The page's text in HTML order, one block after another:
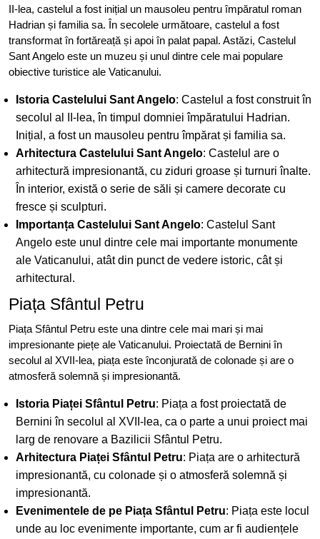
II-lea, castelul a fost inițial un mausoleu pentru împăratul roman
Hadrian și familia sa. În secolele următoare, castelul a fost
transformat în fortăreață și apoi în palat papal. Astăzi, Castelul
Sant Angelo este un muzeu și unul dintre cele mai populare
obiective turistice ale Vaticanului.
Istoria Castelului Sant Angelo: Castelul a fost construit în
secolul al II-lea, în timpul domniei împăratului Hadrian.
Inițial, a fost un mausoleu pentru împărat și familia sa.
Arhitectura Castelului Sant Angelo: Castelul are o
arhitectură impresionantă, cu ziduri groase și turnuri înalte.
În interior, există o serie de săli și camere decorate cu
fresce și sculpturi.
Importanța Castelului Sant Angelo: Castelul Sant
Angelo este unul dintre cele mai importante monumente
ale Vaticanului, atât din punct de vedere istoric, cât și
arhitectural.
Piața Sfântul Petru
Piața Sfântul Petru este una dintre cele mai mari și mai
impresionante piețe ale Vaticanului. Proiectată de Bernini în
secolul al XVII-lea, piața este înconjurată de colonade și are o
atmosferă solemnă și impresionantă.
Istoria Piaței Sfântul Petru: Piața a fost proiectată de
Bernini în secolul al XVII-lea, ca o parte a unui proiect mai
larg de renovare a Bazilicii Sfântul Petru.
Arhitectura Piaței Sfântul Petru: Piața are o arhitectură
impresionantă, cu colonade și o atmosferă solemnă și
impresionantă.
Evenimentele de pe Piața Sfântul Petru: Piața este locul
unde au loc evenimente importante, cum ar fi audiențele